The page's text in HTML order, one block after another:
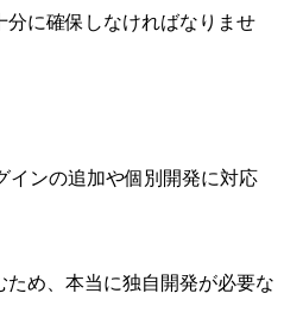
に確保しなければなりませ
インの追加や個別開発に対応
め、本当に独自開発が必要な